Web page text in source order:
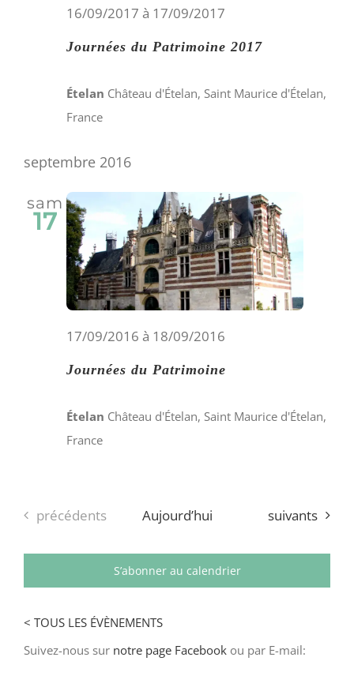
Journées du Patrimoine 2017
16/09/2017 à 17/09/2017
Ételan Château d'Ételan, Saint Maurice d'Ételan,
France
septembre 2016
sam
17
Journées du Patrimoine
17/09/2016 à 18/09/2016
Ételan Château d'Ételan, Saint Maurice d'Ételan,
France
Évènements
précédents Aujourd’hui Évènements
suivants
S’abonner au calendrier
< TOUS LES ÉVÈNEMENTS
Suivez-nous sur notre page Facebook ou par E-mail: